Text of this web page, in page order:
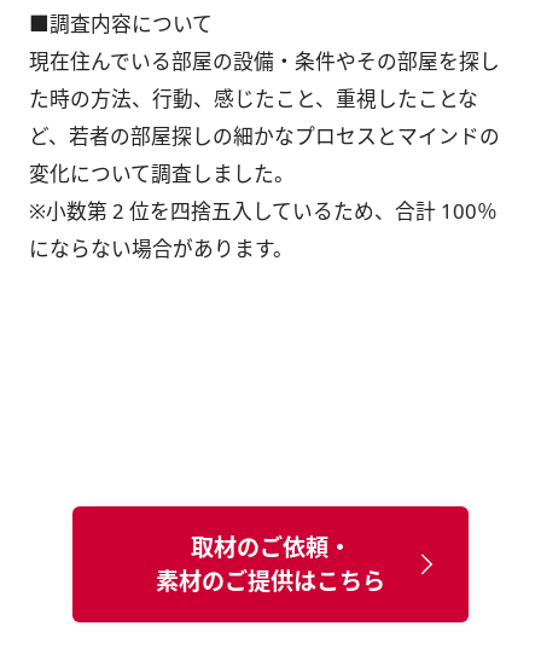
■調査内容について
現在住んでいる部屋の設備・条件やその部屋を探し
た時の方法、行動、感じたこと、重視したことな
ど、若者の部屋探しの細かなプロセスとマインドの
変化について調査しました。
※小数第 2 位を四捨五入しているため、合計 100％
にならない場合があります。
取材のご依頼・
素材のご提供はこちら